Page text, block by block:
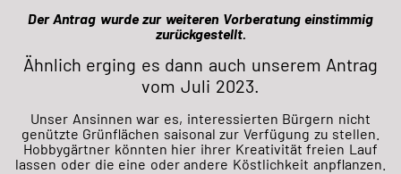
Der Antrag wurde zur weiteren Vorberatung einstimmig
zurückgestellt.
Ähnlich erging es dann auch unserem Antrag
vom Juli 2023.
Unser Ansinnen war es, interessierten Bürgern nicht
genützte Grünflächen saisonal zur Verfügung zu stellen.
Hobbygärtner könnten hier ihrer Kreativität freien Lauf
lassen oder die eine oder andere Köstlichkeit anpflanzen.